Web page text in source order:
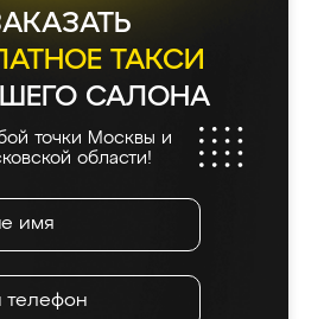
ТАКСИ
САЛОНА
точки Москвы и
области!